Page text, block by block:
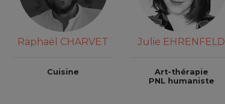
Raphaël CHARVET
Cuisine
Julie EHRENFELD
Art-thérapie
PNL humaniste